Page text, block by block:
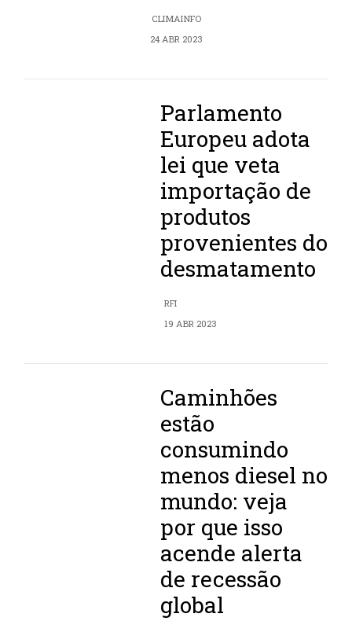
CLIMAINFO
24 ABR 2023
Parlamento
Europeu adota
lei que veta
importação de
produtos
provenientes do
desmatamento
RFI
19 ABR 2023
Caminhões
estão
consumindo
menos diesel no
mundo: veja
por que isso
acende alerta
de recessão
global